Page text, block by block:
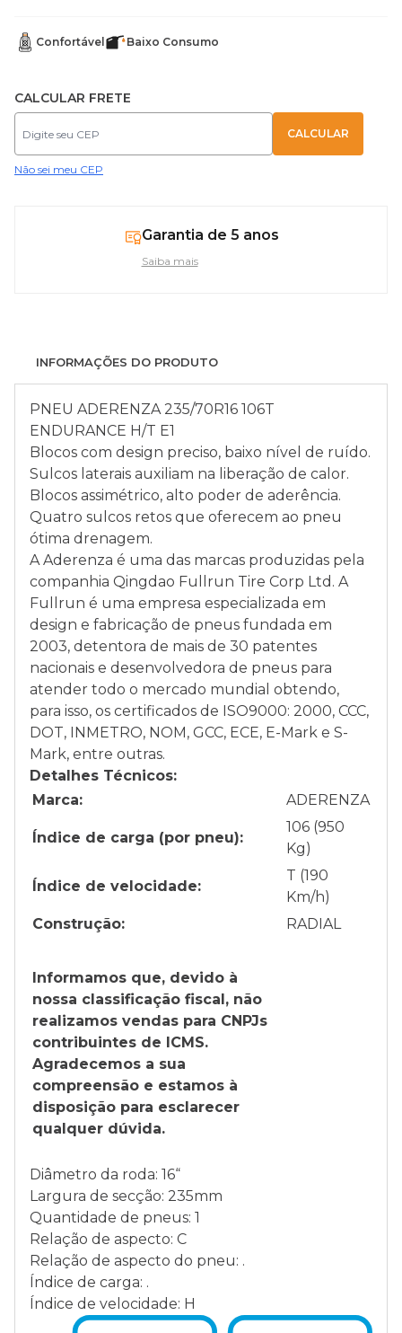
Confortável Baixo Consumo
CALCULAR FRETE
Não sei meu CEP
Garantia de 5 anos
Saiba mais
INFORMAÇÕES DO PRODUTO
PNEU ADERENZA 235/70R16 106T
ENDURANCE H/T E1
Blocos com design preciso, baixo nível de ruído.
Sulcos laterais auxiliam na liberação de calor.
Blocos assimétrico, alto poder de aderência.
Quatro sulcos retos que oferecem ao pneu
ótima drenagem.
A Aderenza é uma das marcas produzidas pela
companhia Qingdao Fullrun Tire Corp Ltd. A
Fullrun é uma empresa especializada em
design e fabricação de pneus fundada em
2003, detentora de mais de 30 patentes
nacionais e desenvolvedora de pneus para
atender todo o mercado mundial obtendo,
para isso, os certificados de ISO9000: 2000, CCC,
DOT, INMETRO, NOM, GCC, ECE, E-Mark e S-
Mark, entre outras.
Detalhes Técnicos:
Marca:
ADERENZA
Índice de carga (por pneu):
106 (950
Kg)
Índice de velocidade:
T (190
Km/h)
Construção:
RADIAL
Informamos que, devido à
nossa classificação fiscal, não
realizamos vendas para CNPJs
contribuintes de ICMS.
Agradecemos a sua
compreensão e estamos à
disposição para esclarecer
qualquer dúvida.
Diâmetro da roda: 16“
Largura de secção: 235mm
Quantidade de pneus: 1
Relação de aspecto: C
Relação de aspecto do pneu: .
Índice de carga: .
Índice de velocidade: H